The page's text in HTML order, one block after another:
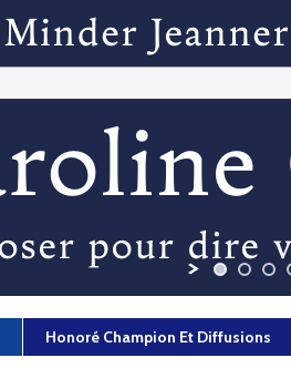
Honoré Champion Et Diffusions